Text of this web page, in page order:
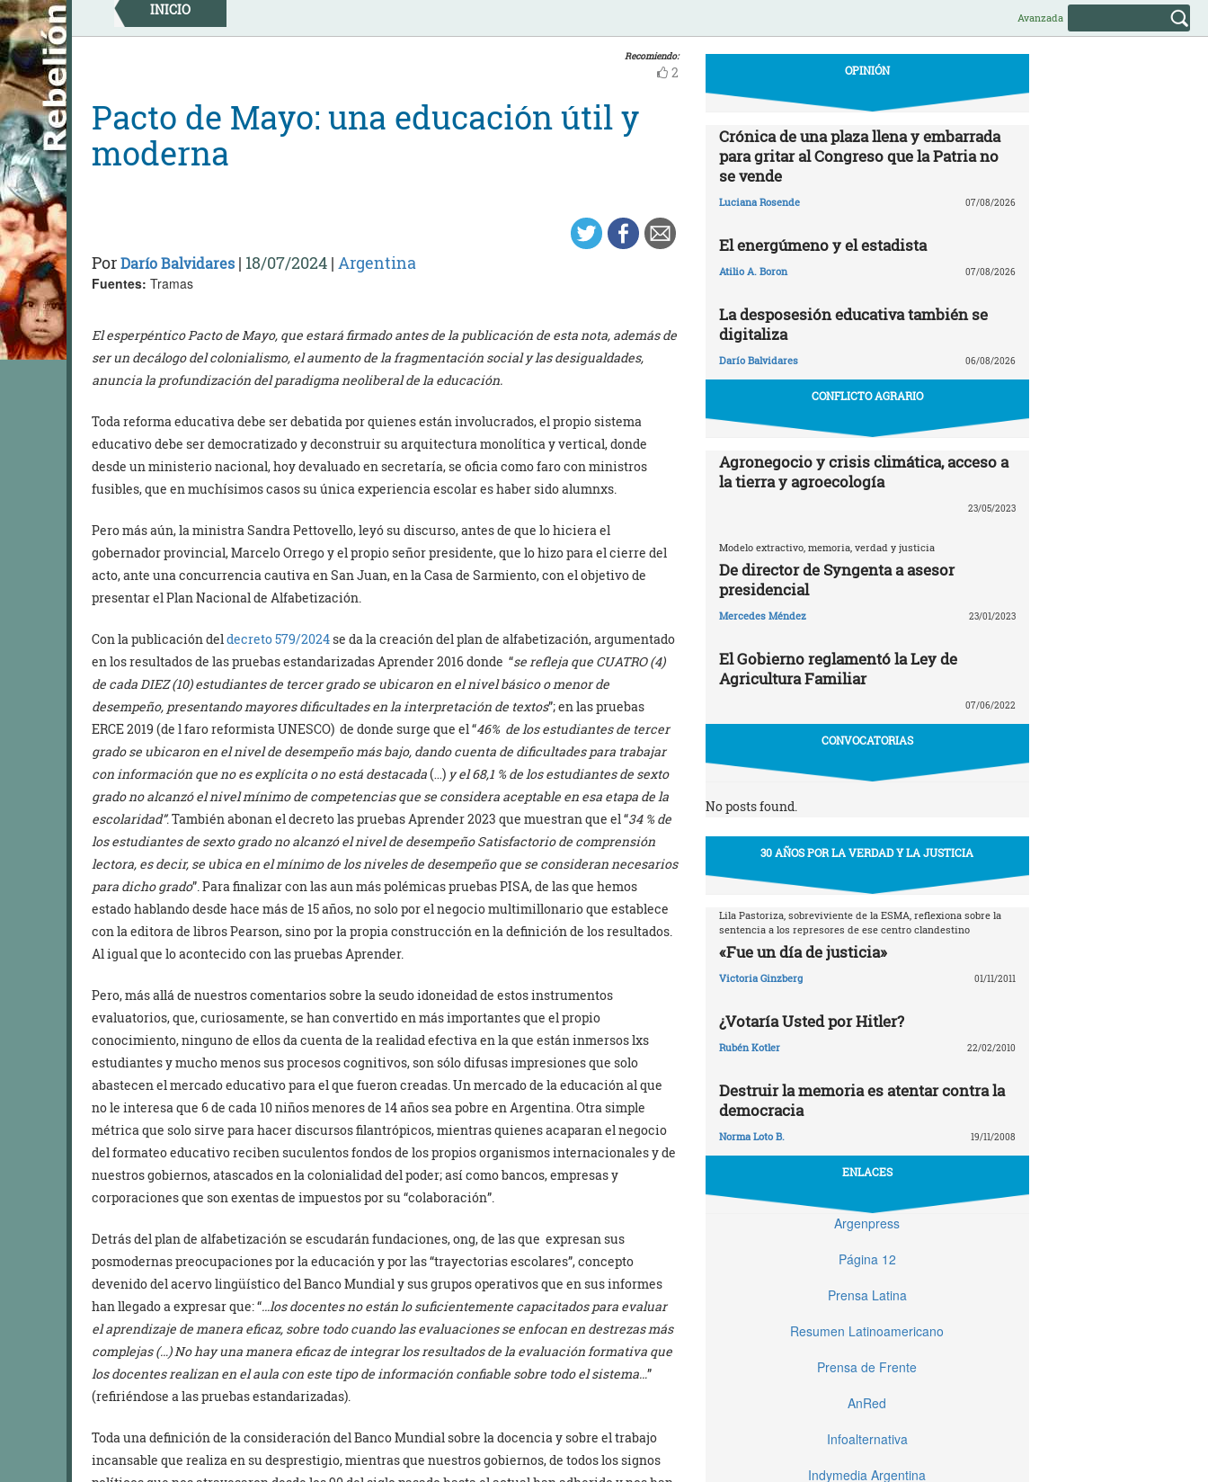
Skip
to
content
INICIO Avanzada
Recomiendo:
2
Pacto de Mayo: una educación útil y
moderna
PorDarío Balvidares | 18/07/2024 | Argentina
Fuentes: Tramas
El esperpéntico Pacto de Mayo, que estará firmado antes de la publicación de esta nota, además de
ser un decálogo del colonialismo, el aumento de la fragmentación social y las desigualdades,
anuncia la profundización del paradigma neoliberal de la educación.
Toda reforma educativa debe ser debatida por quienes están involucrados, el propio sistema
educativo debe ser democratizado y deconstruir su arquitectura monolítica y vertical, donde
desde un ministerio nacional, hoy devaluado en secretaría, se oficia como faro con ministros
fusibles, que en muchísimos casos su única experiencia escolar es haber sido alumnxs.
Pero más aún, la ministra Sandra Pettovello, leyó su discurso, antes de que lo hiciera el
gobernador provincial, Marcelo Orrego y el propio señor presidente, que lo hizo para el cierre del
acto, ante una concurrencia cautiva en San Juan, en la Casa de Sarmiento, con el objetivo de
presentar el Plan Nacional de Alfabetización.
Con la publicación deldecreto 579/2024se da la creación del plan de alfabetización, argumentado
en los resultados de las pruebas estandarizadas Aprender 2016 donde “se refleja que CUATRO (4)
de cada DIEZ (10) estudiantes de tercer grado se ubicaron en el nivel básico o menor de
desempeño, presentando mayores dificultades en la interpretación de textos”; en las pruebas
ERCE 2019 (de l faro reformista UNESCO) de donde surge que el “46% de los estudiantes de tercer
grado se ubicaron en el nivel de desempeño más bajo, dando cuenta de dificultades para trabajar
con información que no es explícita o no está destacada(…) y el 68,1 % de los estudiantes de sexto
grado no alcanzó el nivel mínimo de competencias que se considera aceptable en esa etapa de la
escolaridad”. También abonan el decreto las pruebas Aprender 2023 que muestran que el “34 % de
los estudiantes de sexto grado no alcanzó el nivel de desempeño Satisfactorio de comprensión
lectora, es decir, se ubica en el mínimo de los niveles de desempeño que se consideran necesarios
para dicho grado”. Para finalizar con las aun más polémicas pruebas PISA, de las que hemos
estado hablando desde hace más de 15 años, no solo por el negocio multimillonario que establece
con la editora de libros Pearson, sino por la propia construcción en la definición de los resultados.
Al igual que lo acontecido con las pruebas Aprender.
Pero, más allá de nuestros comentarios sobre la seudo idoneidad de estos instrumentos
evaluatorios, que, curiosamente, se han convertido en más importantes que el propio
conocimiento, ninguno de ellos da cuenta de la realidad efectiva en la que están inmersos lxs
estudiantes y mucho menos sus procesos cognitivos, son sólo difusas impresiones que solo
abastecen el mercado educativo para el que fueron creadas. Un mercado de la educación al que
no le interesa que 6 de cada 10 niños menores de 14 años sea pobre en Argentina. Otra simple
métrica que solo sirve para hacer discursos filantrópicos, mientras quienes acaparan el negocio
del formateo educativo reciben suculentos fondos de los propios organismos internacionales y de
nuestros gobiernos, atascados en la colonialidad del poder; así como bancos, empresas y
corporaciones que son exentas de impuestos por su “colaboración”.
Detrás del plan de alfabetización se escudarán fundaciones, ong, de las que expresan sus
posmodernas preocupaciones por la educación y por las “trayectorias escolares”, concepto
devenido del acervo lingüístico del Banco Mundial y sus grupos operativos que en sus informes
han llegado a expresar que: “…los docentes no están lo suficientemente capacitados para evaluar
el aprendizaje de manera eficaz, sobre todo cuando las evaluaciones se enfocan en destrezas más
complejas (…) No hay una manera eficaz de integrar los resultados de la evaluación formativa que
los docentes realizan en el aula con este tipo de información confiable sobre todo el sistema…”
(refiriéndose a las pruebas estandarizadas).
Toda una definición de la consideración del Banco Mundial sobre la docencia y sobre el trabajo
incansable que realiza en su desprestigio, mientras que nuestros gobiernos, de todos los signos
OPINIÓN
Crónica de una plaza llena y embarrada
para gritar al Congreso que la Patria no
se vende
Luciana Rosende 07/08/2026
El energúmeno y el estadista
Atilio A. Boron 07/08/2026
La desposesión educativa también se
digitaliza
Darío Balvidares 06/08/2026
CONFLICTO AGRARIO
Agronegocio y crisis climática, acceso a
la tierra y agroecología
23/05/2023
Modelo extractivo, memoria, verdad y justicia
De director de Syngenta a asesor
presidencial
Mercedes Méndez 23/01/2023
El Gobierno reglamentó la Ley de
Agricultura Familiar
07/06/2022
CONVOCATORIAS
No posts found.
30 AÑOS POR LA VERDAD Y LA JUSTICIA
Lila Pastoriza, sobreviviente de la ESMA, reflexiona sobre la
sentencia a los represores de ese centro clandestino
«Fue un día de justicia»
Victoria Ginzberg 01/11/2011
¿Votaría Usted por Hitler?
Rubén Kotler 22/02/2010
Destruir la memoria es atentar contra la
democracia
Norma Loto B. 19/11/2008
ENLACES
Argenpress
Página 12
Prensa Latina
Resumen Latinoamericano
Prensa de Frente
AnRed
Infoalternativa
Indymedia Argentina